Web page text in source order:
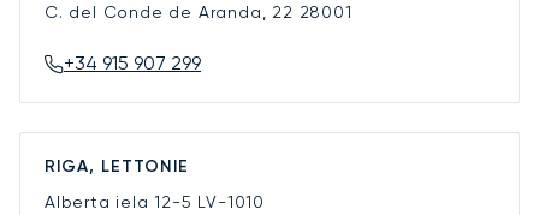
C. del Conde de Aranda, 22 28001
+34 915 907 299
RIGA, LETTONIE
Alberta iela 12-5 LV-1010